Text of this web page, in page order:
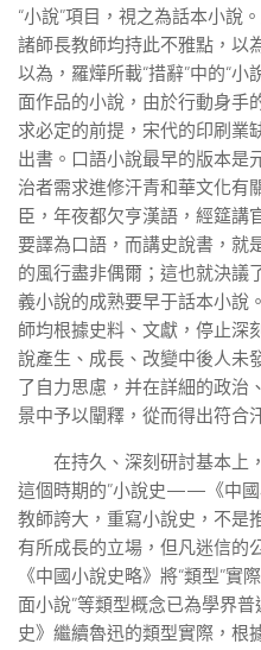
“小說”項目，視之為話本小說
諸師長教師均持此不雅點，以
以為，羅燁所載“措辭”中的“
面作品的小說，由於行動身手
求必定的前提，宋代的印刷業
出書。口語小說最早的版本是
治者需求進修汗青和華文化有
臣，年夜都欠亨漢語，經筵講
要譯為口語，而講史說書，就
的風行盡非偶爾；這也就決議
義小說的成熟要早于話本小說
師均根據史料、文獻，停止深
說產生、成長、改變中後人未
了自力思慮，并在詳細的政治
景中予以闡釋，從而得出符合
在持久、深刻研討基本上
這個時期的”小說史——《中國
教師誇大，重寫小說史，不是
有所成長的立場，但凡迷信的
《中國小說史略》將“類型”實
面小說”等類型概念已為學界
史》繼續魯迅的類型實際，根